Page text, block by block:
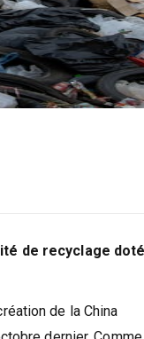
de recyclage
de la China